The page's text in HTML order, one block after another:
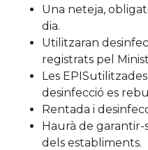
Una neteja,
dia.
Utilitzaran
registrats pel
Les
desinfecció es
Rentada i
Haurà de
dels establiments.